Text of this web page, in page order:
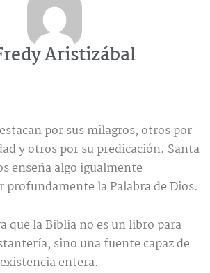
Aristizábal
por sus milagros, otros por
y otros por su predicación. Santa
enseña algo igualmente
la Palabra de Dios.
que la Biblia no es un libro para
sino una fuente capaz de
entera.